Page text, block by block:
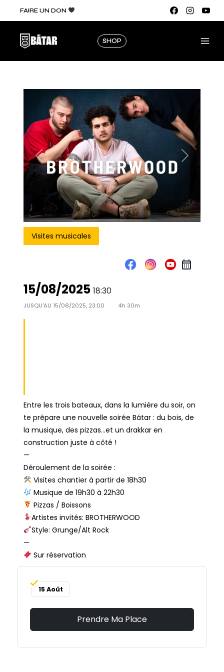
FAIRE UN DON
SHOP
Visites musicales
15/08/2025 18:30
JUSQU'AU 15/08/2025, 23:00 4h 30m
Entre les trois bateaux, dans la lumière du soir, on
te prépare une nouvelle soirée Bátar : du bois, de
la musique, des pizzas…et un drakkar en
construction juste à côté !
—
Déroulement de la soirée :
Visites chantier à partir de 18h30
Musique de 19h30 à 22h30
Pizzas / Boissons
Artistes invités: BROTHERWOOD
Style: Grunge/Alt Rock
—
Sur réservation
15 Août
Prendre Ma Place